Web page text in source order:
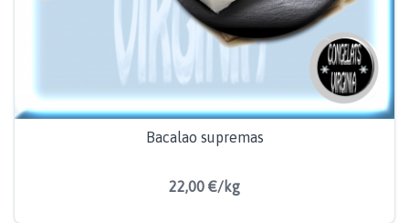
Bacalao supremas
22,00 €/kg